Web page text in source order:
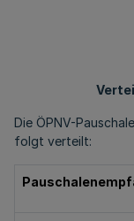
Die ÖPNV-
folgt verteilt: